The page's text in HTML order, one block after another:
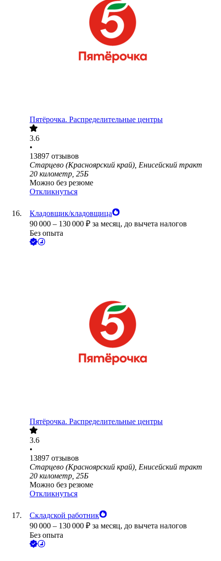
Пятёрочка. Распределительные центры
3.6
•
13897 отзывов
Старцево (Красноярский край), Енисейский тракт
20 километр, 25Б
Можно без резюме
Откликнуться
Кладовщик/кладовщица
90 000 – 130 000 ₽ за месяц, до вычета налогов
Без опыта
Пятёрочка. Распределительные центры
3.6
•
13897 отзывов
Старцево (Красноярский край), Енисейский тракт
20 километр, 25Б
Можно без резюме
Откликнуться
Складской работник
90 000 – 130 000 ₽ за месяц, до вычета налогов
Без опыта